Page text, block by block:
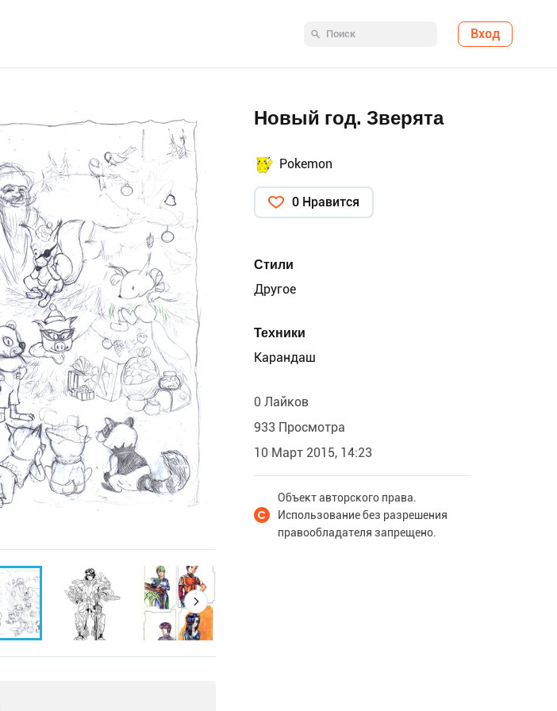
Вход
Новый год. Зверята
Pokemon
0 Нравится
Стили
Другое
Техники
Карандаш
0 Лайков
933 Просмотра
10 Март 2015, 14:23
Объект авторского права.
Использование без разрешения
правообладателя запрещено.